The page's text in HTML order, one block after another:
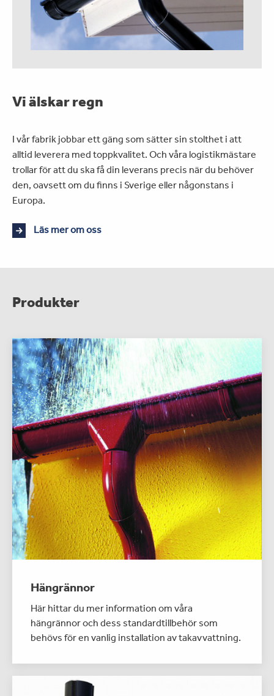
Vi älskar regn
I vår fabrik jobbar ett gäng som sätter sin stolthet i att
alltid leverera med toppkvalitet. Och våra logistikmästare
trollar för att du ska få din leverans precis när du behöver
den, oavsett om du finns i Sverige eller någonstans i
Europa.
Läs mer om oss
Produkter
Hängrännor
Här hittar du mer information om våra
hängrännor och dess standardtillbehör som
behövs för en vanlig installation av takavvattning.